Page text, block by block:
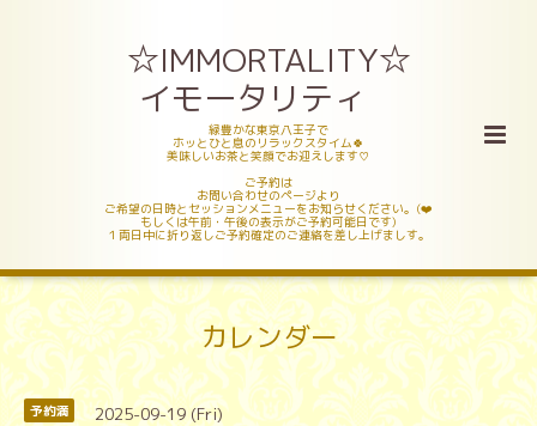
☆IMMORTALITY☆
イモータリティ
緑豊かな東京八王子で
ホッとひと息のリラックスタイム🍀
美味しいお茶と笑顔でお迎えします♡
ご予約は
お問い合わせのページより
ご希望の日時とセッションメニューをお知らせください。(❤️
もしくは午前・午後の表示がご予約可能日です)
１両日中に折り返しご予約確定のご連絡を差し上げましす。
カレンダー
予約満 2025-09-19 (Fri)